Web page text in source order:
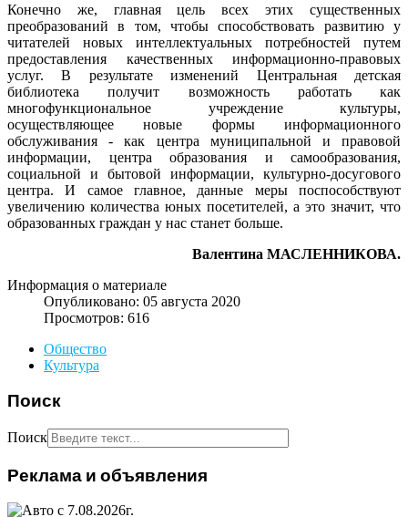
Конечно же, главная цель всех этих существенных
преобразований в том, чтобы способствовать развитию у
читателей новых интеллектуальных потребностей путем
предоставления качественных информационно-правовых
услуг. В результате изменений Центральная детская
библиотека получит возможность работать как
многофункциональное учреждение культуры,
осуществляющее новые формы информационного
обслуживания - как центра муниципальной и правовой
информации, центра образования и самообразования,
социальной и бытовой информации, культурно-досугового
центра. И самое главное, данные меры поспособствуют
увеличению количества юных посетителей, а это значит, что
образованных граждан у нас станет больше.
Валентина МАСЛЕННИКОВА.
Информация о материале
Опубликовано: 05 августа 2020
Просмотров: 616
Общество
Культура
Поиск
Поиск
Реклама и объявления